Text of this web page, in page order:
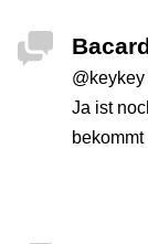
@keykey
Ja ist